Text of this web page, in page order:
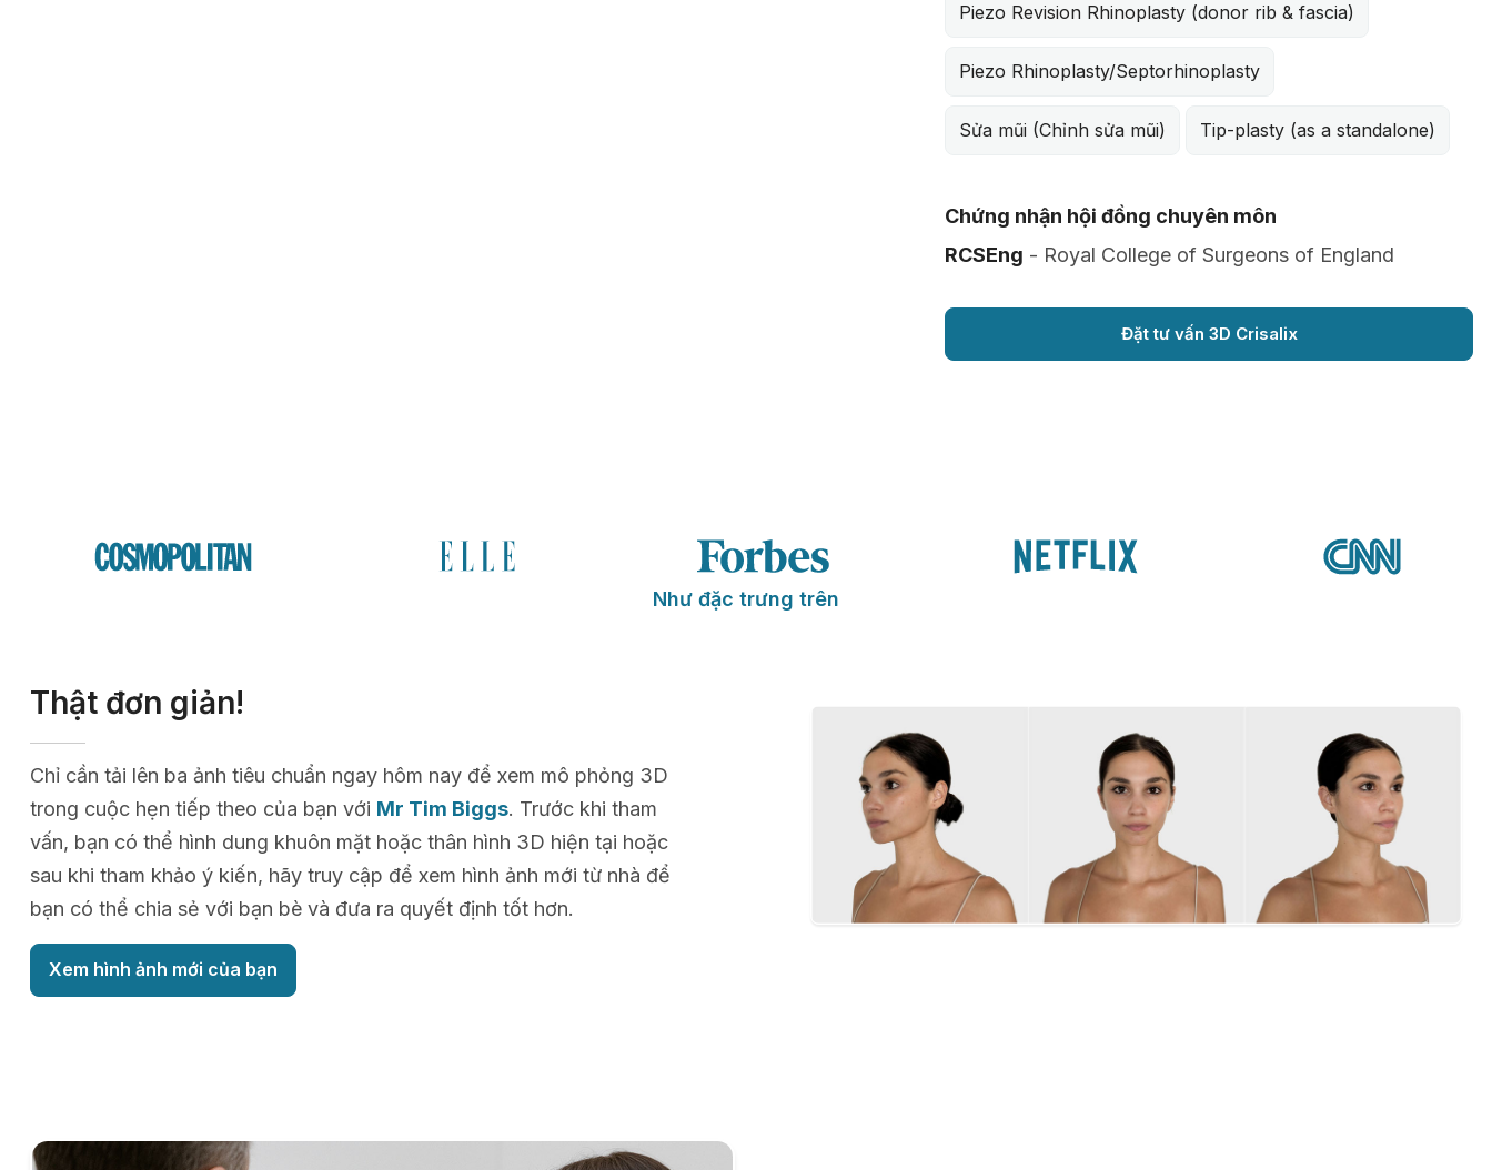
Piezo Revision Rhinoplasty (donor rib & fascia)
Piezo Rhinoplasty/Septorhinoplasty
Sửa mũi (Chỉnh sửa mũi) Tip-plasty (as a standalone)
Chứng nhận hội đồng chuyên môn
RCSEng - Royal College of Surgeons of England
Đặt tư vấn 3D Crisalix
Như đặc trưng trên
Thật đơn giản!
Chỉ cần tải lên ba ảnh tiêu chuẩn ngay hôm nay để xem mô phỏng 3D
trong cuộc hẹn tiếp theo của bạn với Mr Tim Biggs. Trước khi tham
vấn, bạn có thể hình dung khuôn mặt hoặc thân hình 3D hiện tại hoặc
sau khi tham khảo ý kiến, hãy truy cập để xem hình ảnh mới từ nhà để
bạn có thể chia sẻ với bạn bè và đưa ra quyết định tốt hơn.
Xem hình ảnh mới của bạn